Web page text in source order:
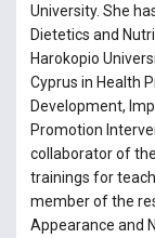
University. She
Dietetics and
Harokopio
Cyprus in Health
Development,
Promotion
collaborator of
trainings for
member of the
Appearance and